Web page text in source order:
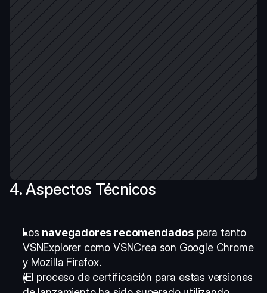
4. Aspectos Técnicos
Los navegadores recomendados para tanto
VSNExplorer como VSNCrea son Google Chrome
y Mozilla Firefox.
(El proceso de certificación para estas versiones